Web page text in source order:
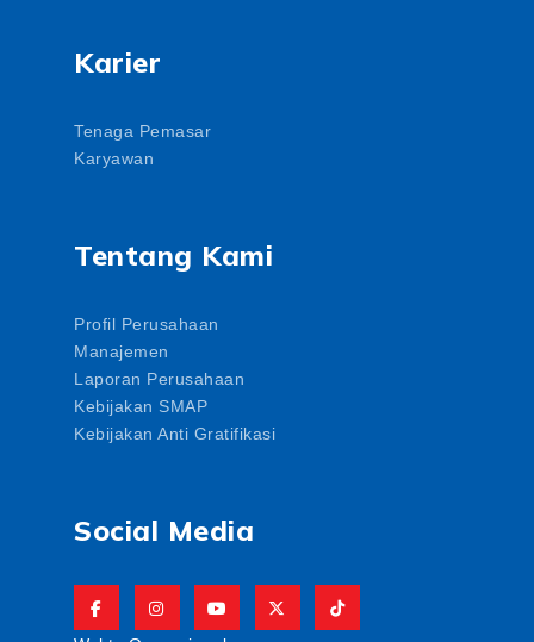
Karier
Tenaga Pemasar
Karyawan
Tentang Kami
Profil Perusahaan
Manajemen
Laporan Perusahaan
Kebijakan SMAP
Kebijakan Anti Gratifikasi
Social Media